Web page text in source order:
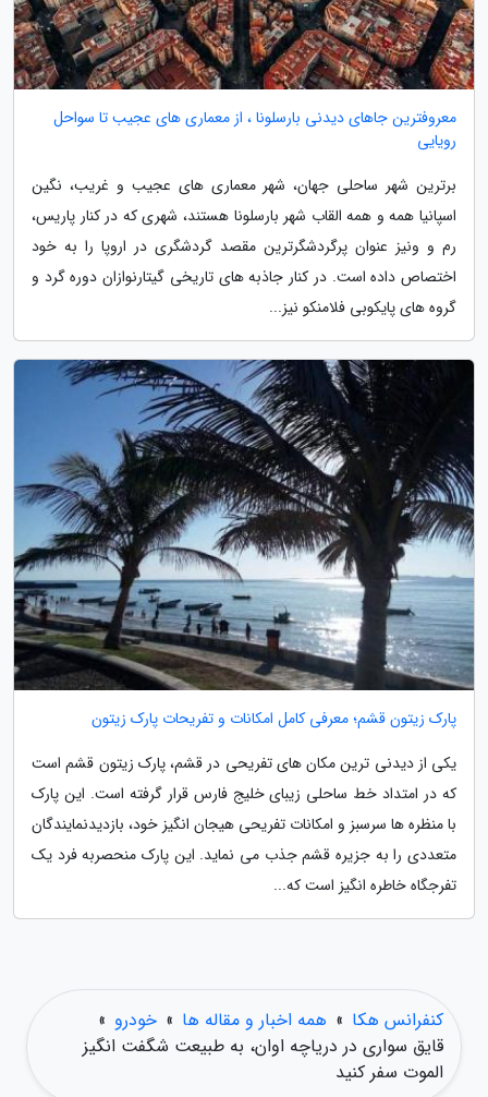
معروفترین جاهای دیدنی بارسلونا ، از معماری های عجیب تا سواحل
رویایی
برترین شهر ساحلی جهان، شهر معماری های عجیب و غریب، نگین
اسپانیا همه و همه القاب شهر بارسلونا هستند، شهری که در کنار پاریس،
رم و ونیز عنوان پرگردشگرترین مقصد گردشگری در اروپا را به خود
اختصاص داده است. در کنار جاذبه های تاریخی گیتارنوازان دوره گرد و
گروه های پایکوبی فلامنکو نیز...
پارک زیتون قشم؛ معرفی کامل امکانات و تفریحات پارک زیتون
یکی از دیدنی ترین مکان های تفریحی در قشم، پارک زیتون قشم است
که در امتداد خط ساحلی زیبای خلیج فارس قرار گرفته است. این پارک
با منظره ها سرسبز و امکانات تفریحی هیجان انگیز خود، بازدیدنمایندگان
متعددی را به جزیره قشم جذب می نماید. این پارک منحصربه فرد یک
تفرجگاه خاطره انگیز است که...
کنفرانس هکا » همه اخبار و مقاله ها » خودرو »
قایق سواری در دریاچه اوان، به طبیعت شگفت انگیز
الموت سفر کنید